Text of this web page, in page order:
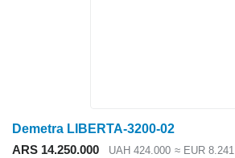
Demetra LIBERTA-3200-02
ARS 14.250.000
UAH 424.000 ≈ EUR 8.241